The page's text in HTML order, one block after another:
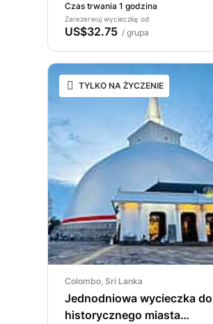
(CMB).
Czas trwania 1 godzina
Zarezerwuj wycieczkę od
US$32.75 / grupa
TYLKO NA ŻYCZENIE
Colombo, Sri Lanka
Jednodniowa wycieczka do
historycznego miasta